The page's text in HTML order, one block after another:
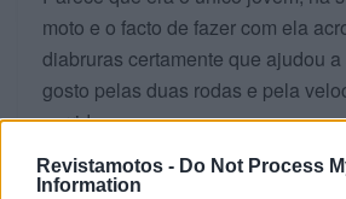
Revistamotos - Do Not Process
Information
moto e o facto de fazer com ela
diabruras certamente que ajudou
gosto pelas duas rodas e pela
corridas.